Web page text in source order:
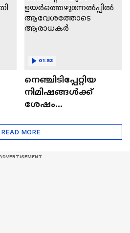
നെഞ്ചിടിപ്പേറ്റിയ
നിമിഷങ്ങൾക്ക്
ശേഷം
ഉയർത്തെഴുന്നേൽപ്പി
ൽ ആവേശത്തോടെ
01:53
READ MORE